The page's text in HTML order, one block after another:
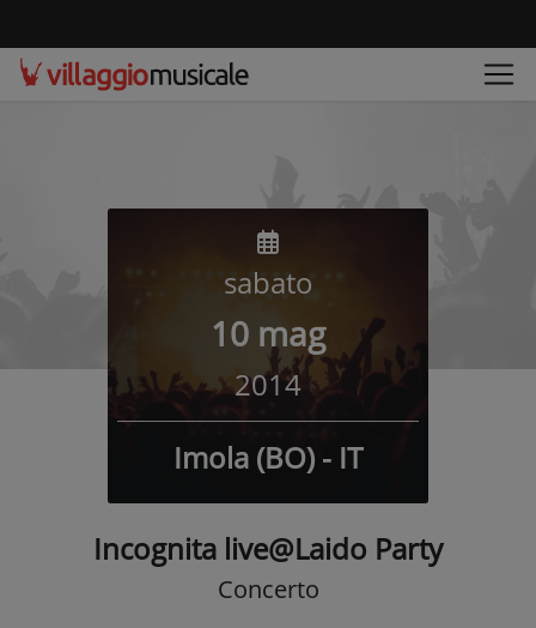
sabato
10 mag
2014
Imola (BO) - IT
Incognita live@Laido Party
Concerto